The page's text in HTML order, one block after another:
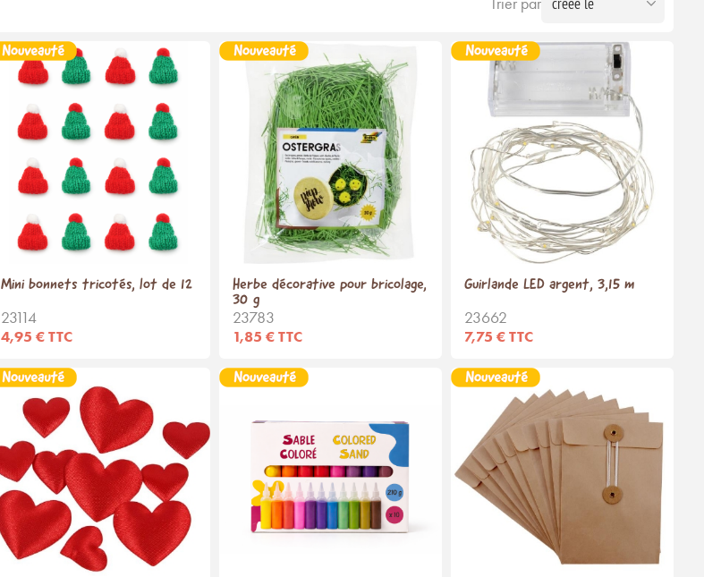
Mini bonnets tricotés, lot de 12
23114
4,95 € TTC
Herbe décorative pour bricolage,
30 g
23783
1,85 € TTC
Guirlande LED argent, 3,15 m
23662
7,75 € TTC